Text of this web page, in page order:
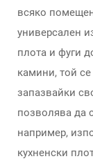
всяко
универсален
плота и фуги
камини, той
запазвайки
позволява да
например,
кухненски